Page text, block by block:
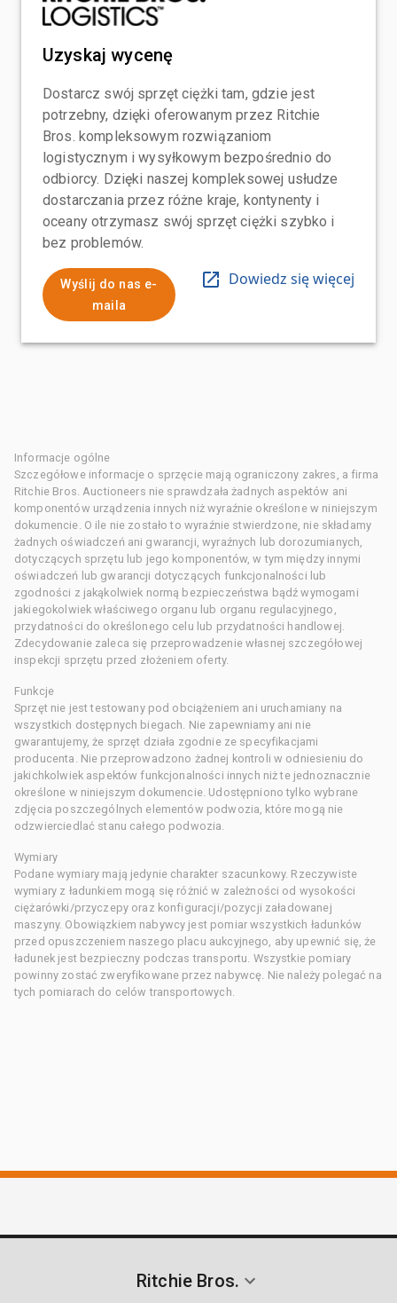
Uzyskaj wycenę
Dostarcz swój sprzęt ciężki tam, gdzie jest
potrzebny, dzięki oferowanym przez Ritchie
Bros. kompleksowym rozwiązaniom
logistycznym i wysyłkowym bezpośrednio do
odbiorcy. Dzięki naszej kompleksowej usłudze
dostarczania przez różne kraje, kontynenty i
oceany otrzymasz swój sprzęt ciężki szybko i
bez problemów.
Wyślij do nas e-
maila
Dowiedz się więcej
Informacje ogólne
Szczegółowe informacje o sprzęcie mają ograniczony zakres, a firma
Ritchie Bros. Auctioneers nie sprawdzała żadnych aspektów ani
komponentów urządzenia innych niż wyraźnie określone w niniejszym
dokumencie. O ile nie zostało to wyraźnie stwierdzone, nie składamy
żadnych oświadczeń ani gwarancji, wyraźnych lub dorozumianych,
dotyczących sprzętu lub jego komponentów, w tym między innymi
oświadczeń lub gwarancji dotyczących funkcjonalności lub
zgodności z jakąkolwiek normą bezpieczeństwa bądź wymogami
jakiegokolwiek właściwego organu lub organu regulacyjnego,
przydatności do określonego celu lub przydatności handlowej.
Zdecydowanie zaleca się przeprowadzenie własnej szczegółowej
inspekcji sprzętu przed złożeniem oferty.
Funkcje
Sprzęt nie jest testowany pod obciążeniem ani uruchamiany na
wszystkich dostępnych biegach. Nie zapewniamy ani nie
gwarantujemy, że sprzęt działa zgodnie ze specyfikacjami
producenta. Nie przeprowadzono żadnej kontroli w odniesieniu do
jakichkolwiek aspektów funkcjonalności innych niż te jednoznacznie
określone w niniejszym dokumencie. Udostępniono tylko wybrane
zdjęcia poszczególnych elementów podwozia, które mogą nie
odzwierciedlać stanu całego podwozia.
Wymiary
Podane wymiary mają jedynie charakter szacunkowy. Rzeczywiste
wymiary z ładunkiem mogą się różnić w zależności od wysokości
ciężarówki/przyczepy oraz konfiguracji/pozycji załadowanej
maszyny. Obowiązkiem nabywcy jest pomiar wszystkich ładunków
przed opuszczeniem naszego placu aukcyjnego, aby upewnić się, że
ładunek jest bezpieczny podczas transportu. Wszystkie pomiary
powinny zostać zweryfikowane przez nabywcę. Nie należy polegać na
tych pomiarach do celów transportowych.
Ritchie Bros.